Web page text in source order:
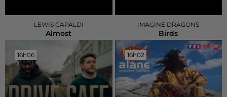
LEWIS CAPALDI
Almost
IMAGINE DRAGONS
Birds
16h06
16h06 16h02
16h02